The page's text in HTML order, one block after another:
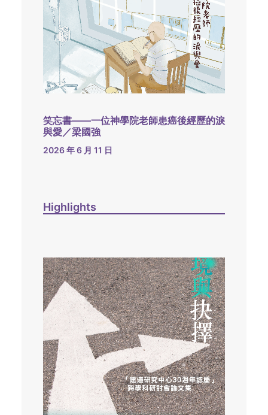
笑忘書——一位神學院老師患癌後經歷的淚
與愛／梁國強
2026 年 6 月 11 日
Highlights